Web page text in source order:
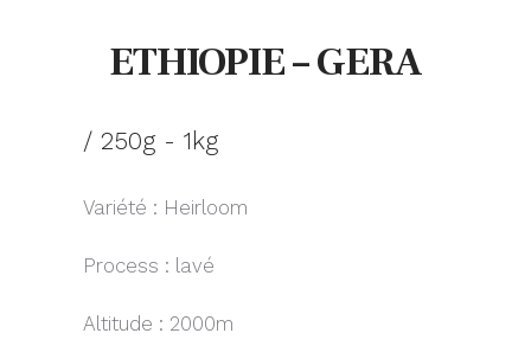
ETHIOPIE – GERA
/ 250g - 1kg
Variété : Heirloom
Process : lavé
Altitude : 2000m